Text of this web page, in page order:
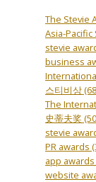
The Stevie
Asia-Pacific
stevie
business
스티비상
The
史蒂夫奖
stevie
PR awards
app awards
website